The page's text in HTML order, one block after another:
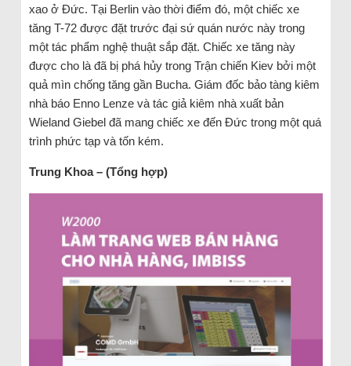
xao ở Đức. Tại Berlin vào thời điểm đó, một chiếc xe
tăng T-72 được đặt trước đại sứ quán nước này trong
một tác phẩm nghệ thuật sắp đặt. Chiếc xe tăng này
được cho là đã bị phá hủy trong Trận chiến Kiev bởi một
quả mìn chống tăng gần Bucha. Giám đốc bảo tàng kiêm
nhà báo Enno Lenze và tác giả kiêm nhà xuất bản
Wieland Giebel đã mang chiếc xe đến Đức trong một quá
trình phức tạp và tốn kém.
Trung Khoa – (Tổng hợp)